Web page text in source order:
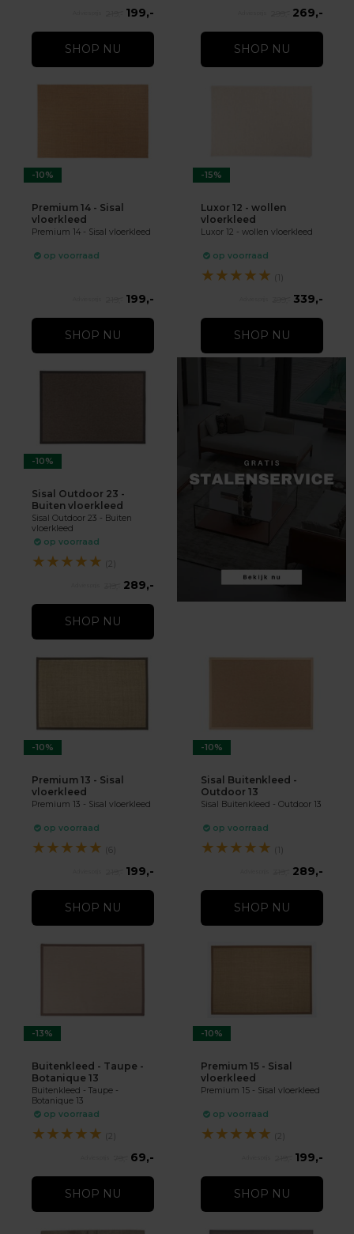
199,-
SHOP NU
269,-
SHOP NU
-10%
Premium 14 - Sisal
vloerkleed
Premium 14 - Sisal vloerkleed
op voorraad
199,-
SHOP NU
-15%
Luxor 12 - wollen
vloerkleed
Luxor 12 - wollen vloerkleed
op voorraad
★★★★★ (1)
339,-
SHOP NU
-10%
Sisal Outdoor 23 -
Buiten vloerkleed
Sisal Outdoor 23 - Buiten
vloerkleed
op voorraad
★★★★★ (2)
289,-
SHOP NU
-10%
Premium 13 - Sisal
vloerkleed
Premium 13 - Sisal vloerkleed
op voorraad
★★★★★ (6)
199,-
SHOP NU
-10%
Sisal Buitenkleed -
Outdoor 13
Sisal Buitenkleed - Outdoor 13
op voorraad
★★★★★ (1)
289,-
SHOP NU
-13%
Buitenkleed - Taupe -
Botanique 13
Buitenkleed - Taupe -
Botanique 13
op voorraad
★★★★★ (2)
69,-
SHOP NU
-10%
Premium 15 - Sisal
vloerkleed
Premium 15 - Sisal vloerkleed
op voorraad
★★★★★ (2)
199,-
SHOP NU